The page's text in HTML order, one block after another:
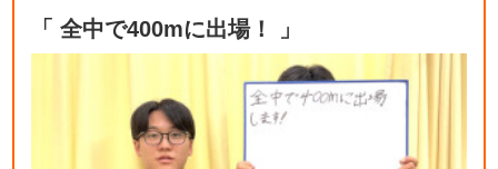
「 全中で400mに出場！ 」